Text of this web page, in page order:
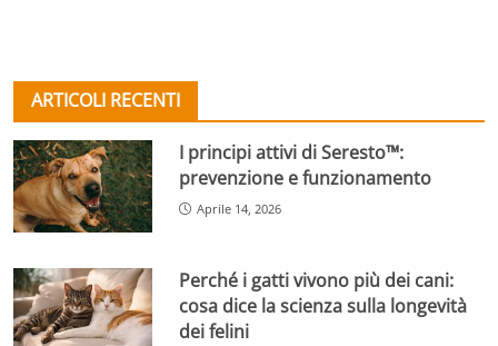
ARTICOLI RECENTI
I principi attivi di Seresto™:
prevenzione e funzionamento
Aprile 14, 2026
Perché i gatti vivono più dei cani:
cosa dice la scienza sulla longevità
dei felini